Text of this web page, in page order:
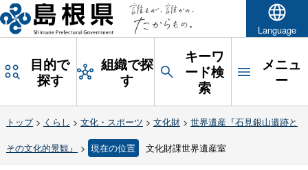
Language
目的で
探す
組織で探
す
キーワ
ード検
索
メニュ
ー
トップ> くらし > 文化・スポーツ > 文化財> 世界遺産『石見銀山遺跡と
その文化的景観』
> 現在の位置 文化財課世界遺産室